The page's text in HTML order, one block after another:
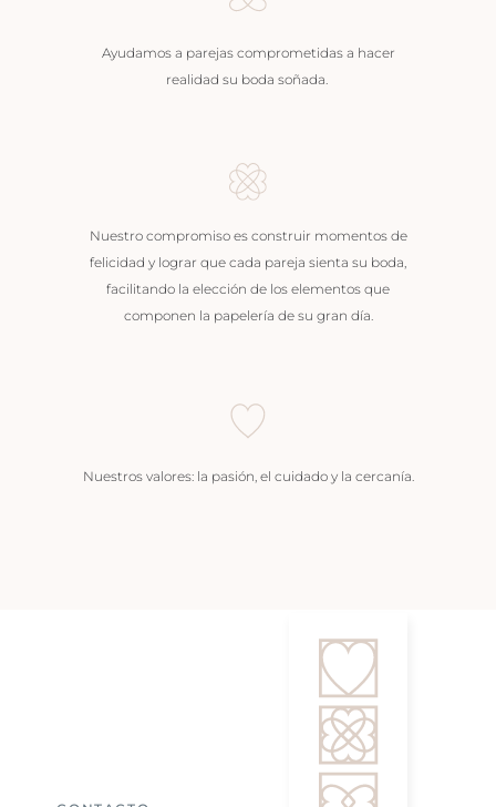
Ayudamos a parejas comprometidas a hacer
realidad su boda soñada.
Nuestro compromiso es construir momentos de
felicidad y lograr que cada pareja sienta su boda,
facilitando la elección de los elementos que
componen la papelería de su gran día.
Nuestros valores: la pasión, el cuidado y la cercanía.